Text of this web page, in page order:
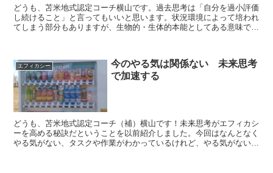
どうも、苫米地式認定コーチ横山です。過去思考は「自分を過小評価
し続けること」と言ってもいいと思います。状況環境によって培われ
てしまう部分もありますが、生物的・生体的本能としてある意味では
エフィカシー
今のやる気は関係ない 未来思考
で加速する
どうも、苫米地式認定コーチ（補）横山です！未来思考がエフィカシ
ーを高める秘訣だということを以前紹介しました。今回はなんとなく
やる気がない、タスクや作業がわかっているけれど、やる気がない、